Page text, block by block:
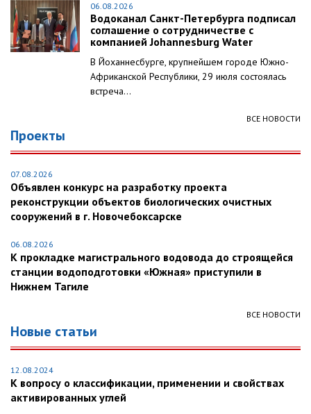
06.08.2026
Водоканал Санкт-Петербурга подписал
соглашение о сотрудничестве с
компанией Johannesburg Water
В Йоханнесбурге, крупнейшем городе Южно-
Африканской Республики, 29 июля состоялась
встреча...
ВСЕ НОВОСТИ
Проекты
07.08.2026
Объявлен конкурс на разработку проекта
реконструкции объектов биологических очистных
сооружений в г. Новочебоксарске
06.08.2026
К прокладке магистрального водовода до строящейся
станции водоподготовки «Южная» приступили в
Нижнем Тагиле
ВСЕ НОВОСТИ
Новые статьи
12.08.2024
К вопросу о классификации, применении и свойствах
активированных углей